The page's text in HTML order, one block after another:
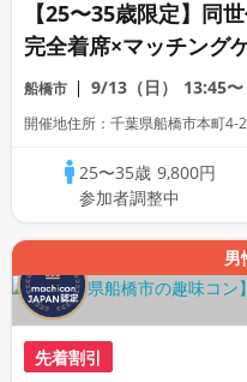
【25〜35歳限定】同
完全着席×マッチング
グコン
船橋市 9/13（日） 13:45〜
開催地住所：千葉県船橋市本町4-
25〜35歳 9,800円
参加者調整中
男
先着割引